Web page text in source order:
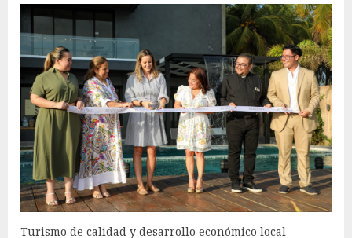
Turismo de calidad y desarrollo económico local